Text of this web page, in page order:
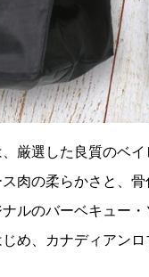
厳選した良質のベ
肉の柔らかさと、
ルのバーベキュー
め、カナディアン